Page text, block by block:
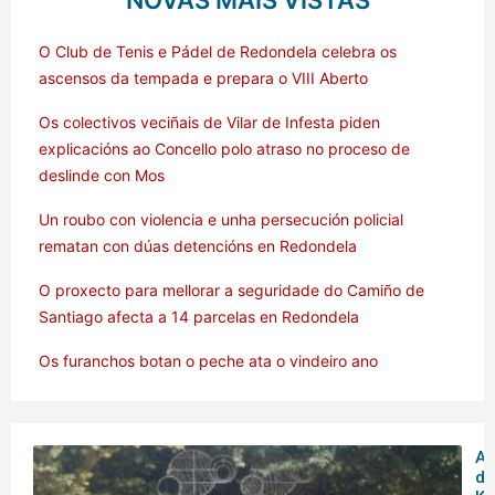
O Club de Tenis e Pádel de Redondela celebra os
ascensos da tempada e prepara o VIII Aberto
Os colectivos veciñais de Vilar de Infesta piden
explicacións ao Concello polo atraso no proceso de
deslinde con Mos
Un roubo con violencia e unha persecución policial
rematan con dúas detencións en Redondela
O proxecto para mellorar a seguridade do Camiño de
Santiago afecta a 14 parcelas en Redondela
Os furanchos botan o peche ata o vindeiro ano